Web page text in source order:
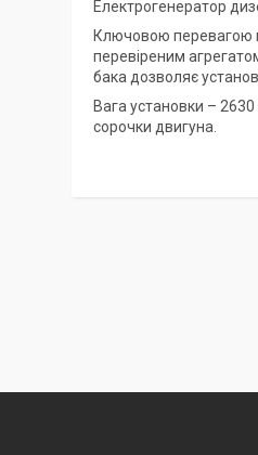
Електрогенератор
Ключовою перевагою
перевіреним
бака дозволяє
Вага установки – 2630
сорочки двигуна.